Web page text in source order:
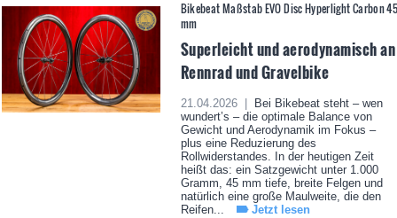
Bikebeat Maßstab EVO Disc Hyperlight Carbon
mm
Superleicht und aerodynamisch an
Rennrad und Gravelbike
21.04.2026 |
Bei Bikebeat steht – wen
wundert’s – die optimale Balance von
Gewicht und Aerodynamik im Fokus –
plus eine Reduzierung des
Rollwiderstandes. In der heutigen Zeit
heißt das: ein Satzgewicht unter 1.000
Gramm, 45 mm tiefe, breite Felgen und
natürlich eine große Maulweite, die den
Reifen...
Jetzt lesen